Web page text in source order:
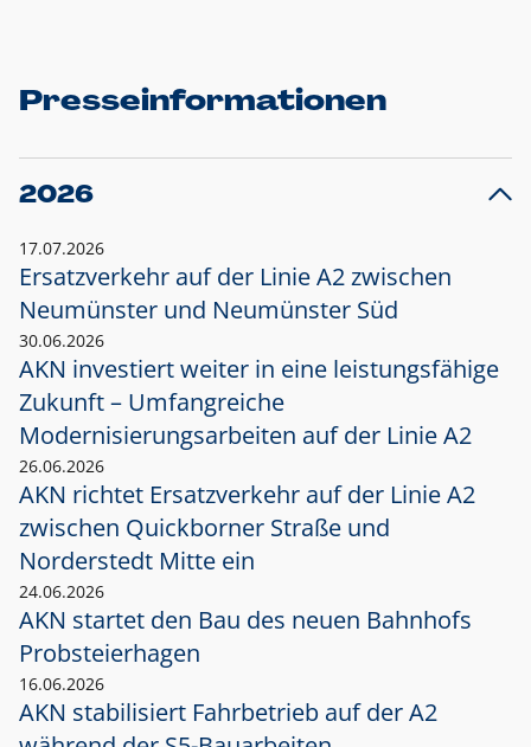
Presseinformationen
2026
17.07.2026
Ersatzverkehr auf der Linie A2 zwischen
Neumünster und Neumünster Süd
30.06.2026
AKN investiert weiter in eine leistungsfähige
Zukunft – Umfangreiche
Modernisierungsarbeiten auf der Linie A2
26.06.2026
AKN richtet Ersatzverkehr auf der Linie A2
zwischen Quickborner Straße und
Norderstedt Mitte ein
24.06.2026
AKN startet den Bau des neuen Bahnhofs
Probsteierhagen
16.06.2026
AKN stabilisiert Fahrbetrieb auf der A2